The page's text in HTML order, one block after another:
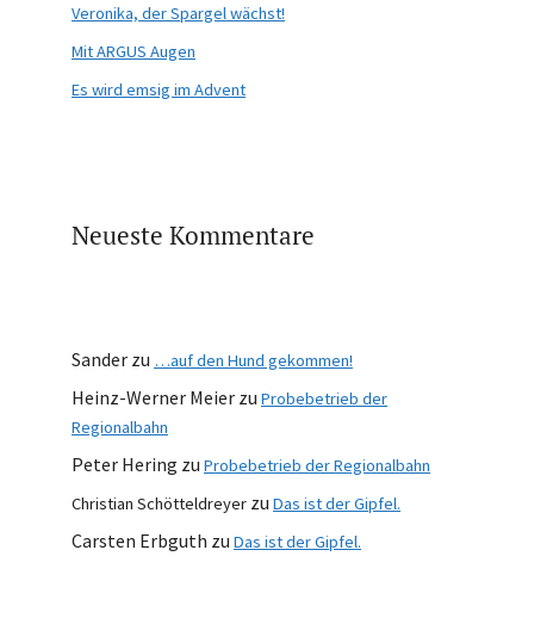
Veronika, der Spargel wächst!
Mit ARGUS Augen
Es wird emsig im Advent
Neueste Kommentare
Sander zu …auf den Hund gekommen!
Heinz-Werner Meier zu Probebetrieb der
Regionalbahn
Peter Hering zu Probebetrieb der Regionalbahn
Christian Schötteldreyer zu Das ist der Gipfel.
Carsten Erbguth zu Das ist der Gipfel.